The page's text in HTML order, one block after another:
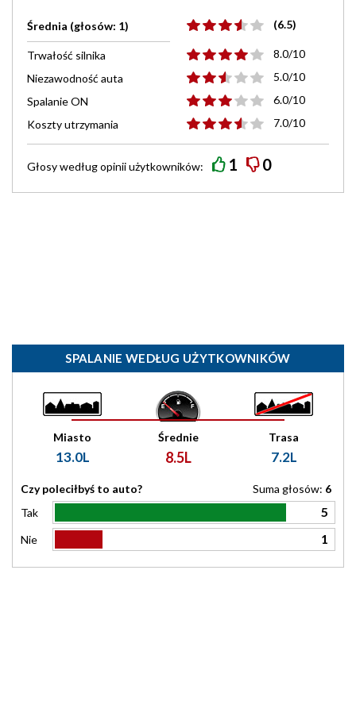
Średnia (głosów: 1) (6.5)
Trwałość silnika
8.0/10
Niezawodność auta
5.0/10
Spalanie ON
6.0/10
Koszty utrzymania
7.0/10
Głosy wedługopiniiużytkowników: 1 0
SPALANIE WEDŁUG UŻYTKOWNIKÓW
Miasto
13.0L
Średnie
8.5L
Trasa
7.2L
Czy poleciłbyś to auto? Suma głosów: 6
Tak
5
Nie 1